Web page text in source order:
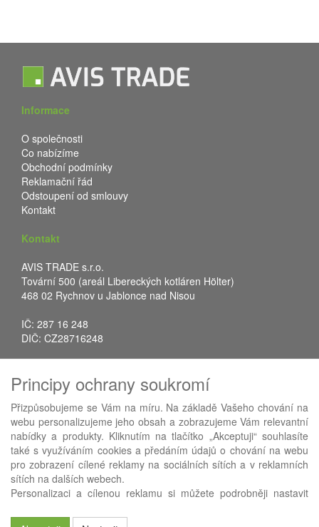
Informace
O společnosti
Co nabízíme
Obchodní podmínky
Reklamační řád
Odstoupení od smlouvy
Kontakt
Kontakt
AVIS TRADE s.r.o.
Tovární 500 (areál Libereckých kotláren Hölter)
468 02 Rychnov u Jablonce nad Nisou
IČ: 287 16 248
DIČ: CZ28716248
Fax: +420 483 034 590
E-mail:info@avistrade.cz
Web:www.avistrade.cz
Používáme ABRA eShop- nejlepší řešení e-commerce pro náš
Principy ochrany soukromí
Přizpůsobujeme se Vám na míru. Na základě Vašeho chování na
webu personalizujeme jeho obsah a zobrazujeme Vám relevantní
nabídky a produkty. Kliknutím na tlačítko „Akceptuji“ souhlasíte
také s využíváním cookies a předáním údajů o chování na webu
pro zobrazení cílené reklamy na sociálních sítích a v reklamních
sítích na dalších webech.
Personalizaci a cílenou reklamu si můžete podrobněji nastavit